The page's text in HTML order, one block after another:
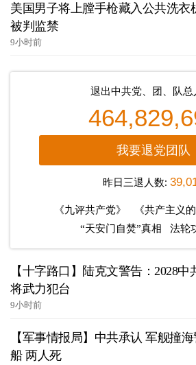
美国男子将上膛手枪藏入公共洗衣
被判监禁
9小时前
退出中共党、团、队总
我要退党团队
昨日三退人数:
《九评共产党》
《共产主义
“天安门自焚”真相
法轮
【十字路口】陆克文警告：2028中
将武力犯台
9小时前
【军事情报局】中共承认 军舰撞
船 两人死